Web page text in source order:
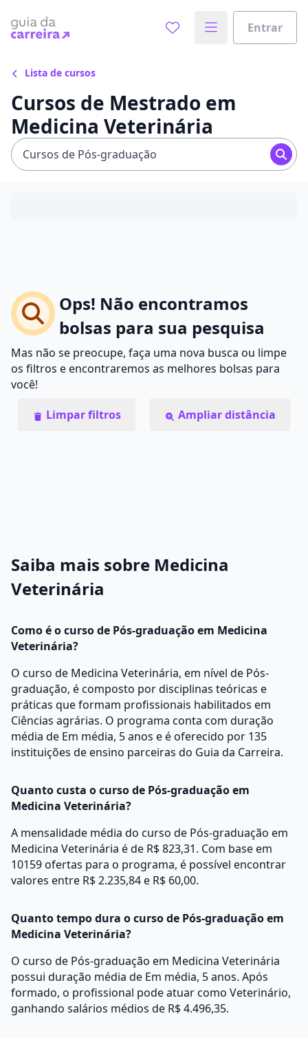
Entrar
Lista de cursos
Cursos de Mestrado em
Medicina Veterinária
Cursos de Pós-graduação
Ops! Não encontramos
bolsas para sua pesquisa
Mas não se preocupe, faça uma nova busca ou limpe
os filtros e encontraremos as melhores bolsas para
você!
Limpar filtros
Ampliar distância
Saiba mais sobre Medicina
Veterinária
Como é o curso de Pós-graduação em Medicina
Veterinária?
O curso de Medicina Veterinária, em nível de Pós-
graduação, é composto por disciplinas teóricas e
práticas que formam profissionais habilitados em
Ciências agrárias. O programa conta com duração
média de Em média, 5 anos e é oferecido por 135
instituições de ensino parceiras do Guia da Carreira.
Quanto custa o curso de Pós-graduação em
Medicina Veterinária?
A mensalidade média do curso de Pós-graduação em
Medicina Veterinária é de R$ 823,31. Com base em
10159 ofertas para o programa, é possível encontrar
valores entre R$ 2.235,84 e R$ 60,00.
Quanto tempo dura o curso de Pós-graduação em
Medicina Veterinária?
O curso de Pós-graduação em Medicina Veterinária
possui duração média de Em média, 5 anos. Após
formado, o profissional pode atuar como Veterinário,
ganhando salários médios de R$ 4.496,35.